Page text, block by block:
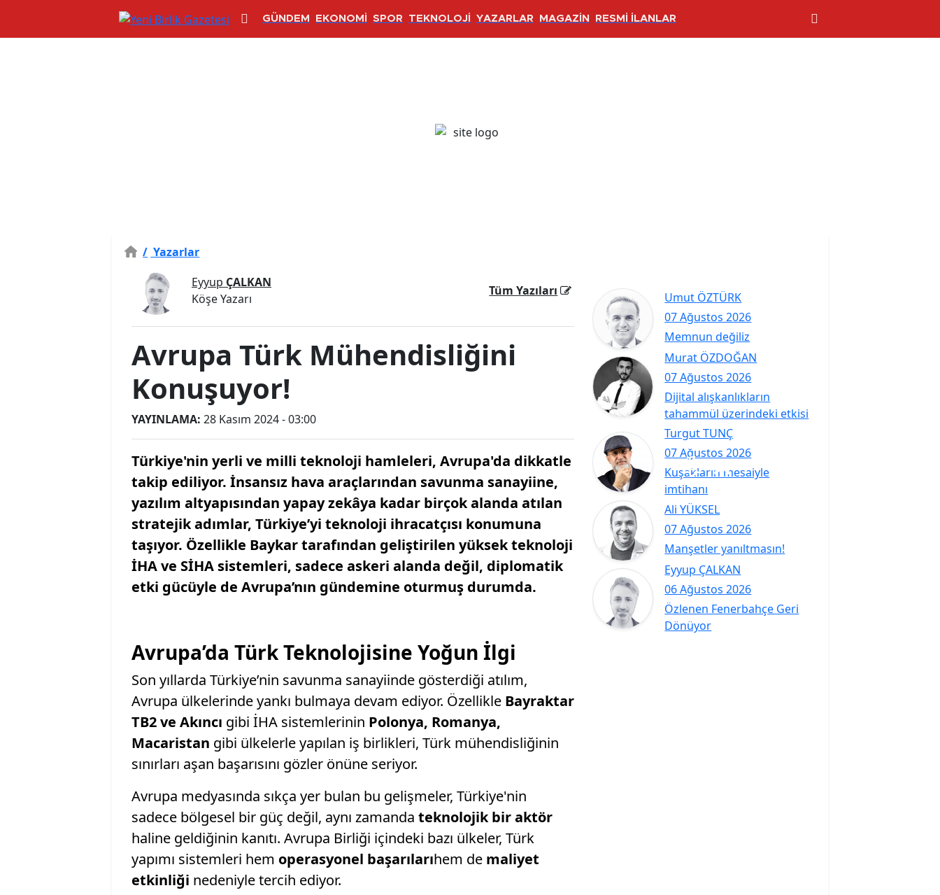
GÜNDEM EKONOMİ SPOR TEKNOLOJİ YAZARLAR MAGAZİN RESMİ İLANLAR
/ Yazarlar
Eyyup ÇALKAN
Köşe Yazarı
Tüm Yazıları
Avrupa Türk Mühendisliğini
Konuşuyor!
YAYINLAMA: 28 Kasım 2024 - 03:00
Türkiye'nin yerli ve milli teknoloji hamleleri, Avrupa'da dikkatle
takip ediliyor. İnsansız hava araçlarından savunma sanayiine,
yazılım altyapısından yapay zekâya kadar birçok alanda atılan
stratejik adımlar, Türkiye’yi teknoloji ihracatçısı konumuna
taşıyor. Özellikle Baykar tarafından geliştirilen yüksek teknoloji
İHA ve SİHA sistemleri, sadece askeri alanda değil, diplomatik
etki gücüyle de Avrupa’nın gündemine oturmuş durumda.
Avrupa’da Türk Teknolojisine Yoğun İlgi
Son yıllarda Türkiye’nin savunma sanayiinde gösterdiği atılım,
Avrupa ülkelerinde yankı bulmaya devam ediyor. Özellikle Bayraktar
TB2 ve Akıncı gibi İHA sistemlerinin Polonya, Romanya,
Macaristan gibi ülkelerle yapılan iş birlikleri, Türk mühendisliğinin
sınırları aşan başarısını gözler önüne seriyor.
Avrupa medyasında sıkça yer bulan bu gelişmeler, Türkiye'nin
sadece bölgesel bir güç değil, aynı zamanda teknolojik bir aktör
haline geldiğinin kanıtı. Avrupa Birliği içindeki bazı ülkeler, Türk
yapımı sistemleri hem operasyonel başarılarıhem de maliyet
etkinliği nedeniyle tercih ediyor.
Umut ÖZTÜRK
07 Ağustos 2026
Memnun değiliz
Murat ÖZDOĞAN
07 Ağustos 2026
Dijital alışkanlıkların
tahammül üzerindeki etkisi
Turgut TUNÇ
07 Ağustos 2026
Kuşakların mesaiyle
imtihanı
Ali YÜKSEL
07 Ağustos 2026
Manşetler yanıltmasın!
Eyyup ÇALKAN
06 Ağustos 2026
Özlenen Fenerbahçe Geri
Dönüyor